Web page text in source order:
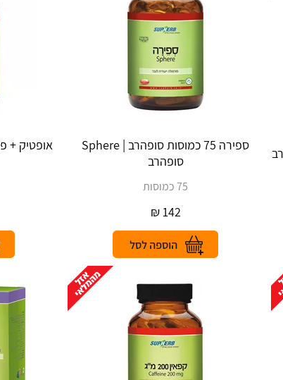
ספירה 75 כמוסות סופהרב | Sphere
סופהרב
75 כמוסות
142
₪